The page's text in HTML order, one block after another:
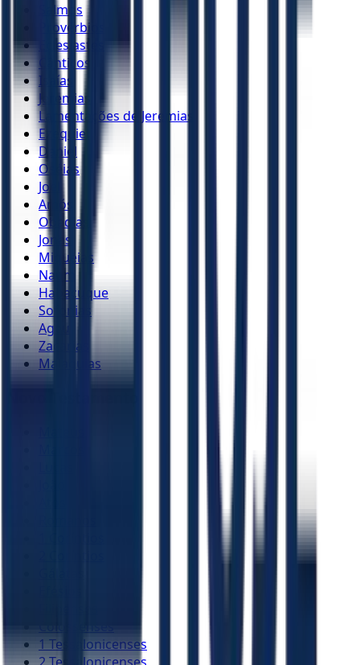
Salmos
Provérbios
Eclesiastes
Cânticos
Isaías
Jeremias
Lamentações de Jeremias
Ezequiel
Daniel
Oséias
Joel
Amós
Obadias
Jonas
Miquéias
Naum
Habacuque
Sofonias
Ageu
Zacarias
Malaquias
1 Tessalonicenses